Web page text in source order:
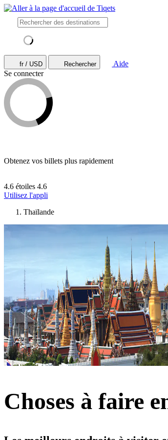
fr / USD Rechercher
Aide
Se connecter
Obtenez vos billets plus rapidement
4.6 étoiles 4.6
Utilisez l'appli
Thaïlande
Choses à faire